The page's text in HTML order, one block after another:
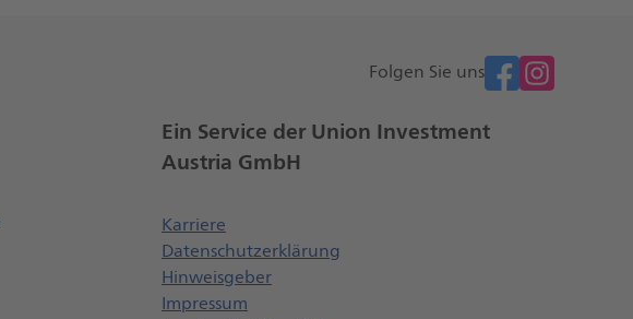
Folgen Sie uns facebook
Ein Service der Union Investment
Austria GmbH
Karriere
Datenschutzerklärung
HinweisgeberÖffnet einen neuen Browser Tab
Impressum